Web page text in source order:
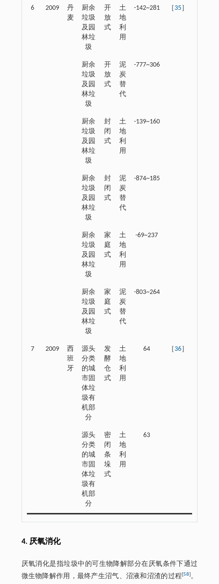
6 2009
丹
麦
厨余
垃圾
及园
林垃
圾
开
放
式
土
地
利
用
-142~281 35］
厨余
垃圾
及园
林垃
圾
开
放
式
泥
炭
替
代
-777~306
厨余
垃圾
及园
林垃
圾
封
闭
式
土
地
利
用
-139~160
厨余
垃圾
及园
林垃
圾
封
闭
式
泥
炭
替
代
-874~185
厨余
垃圾
及园
林垃
圾
家
庭
式
土
地
利
用
-69~237
厨余
垃圾
及园
林垃
圾
家
庭
式
泥
炭
替
代
-803~264
7 2009
西
班
牙
源头
分类
的城
市固
体垃
圾有
机部
分
发
酵
仓
式
土
地
利
用
64 36］
源头
分类
的城
市固
体垃
圾有
机部
分
密
闭
条
垛
式
土
地
利
用
63
4. 厌氧消化
厌氧消化是指垃圾中的可生物降解部分在厌氧条件下通过
微生物降解作用，最终产生沼气、沼液和沼渣的过程[58]。